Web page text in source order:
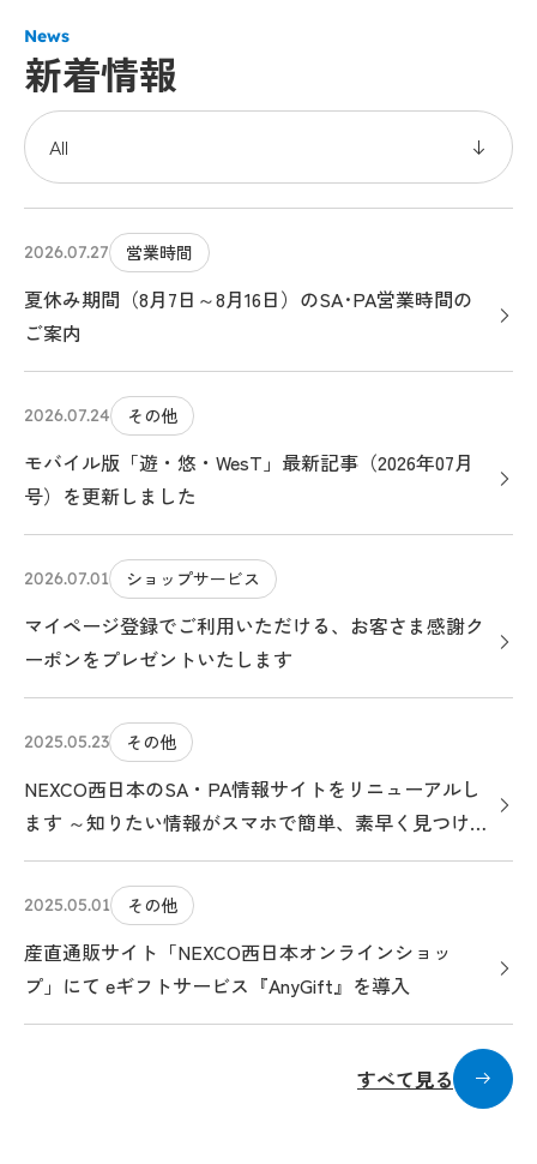
News
新着情報
2026.07.27 営業時間
夏休み期間（8月7日～8月16日）のSA･PA営業時間の
ご案内
2026.07.24 その他
モバイル版「遊・悠・WesT」最新記事（2026年07月
号）を更新しました
2026.07.01 ショップサービス
マイページ登録でご利用いただける、お客さま感謝ク
ーポンをプレゼントいたします
2025.05.23 その他
NEXCO西日本のSA・PA情報サイトをリニューアルし
ます ～知りたい情報がスマホで簡単、素早く見つけら
れる、クルマ旅のお役立ちサイトになります～
2025.05.01 その他
産直通販サイト「NEXCO西日本オンラインショッ
プ」にて eギフトサービス『AnyGift』を導入
すべて見る